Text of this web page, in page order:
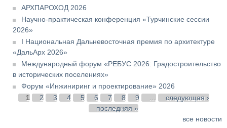
АРХПАРОХОД 2026
Научно-практическая конференция «Турчинские сессии
2026»
I Национальная Дальневосточная премия по архитектуре
«ДальАрх 2026»
Международный форум «РЕБУС 2026: Градостроительство
в исторических поселениях»
Форум «Инжиниринг и проектирование» 2026
Страницы
1 2 3 4 5 6 7 8 9
следующая ›
последняя »
все новости